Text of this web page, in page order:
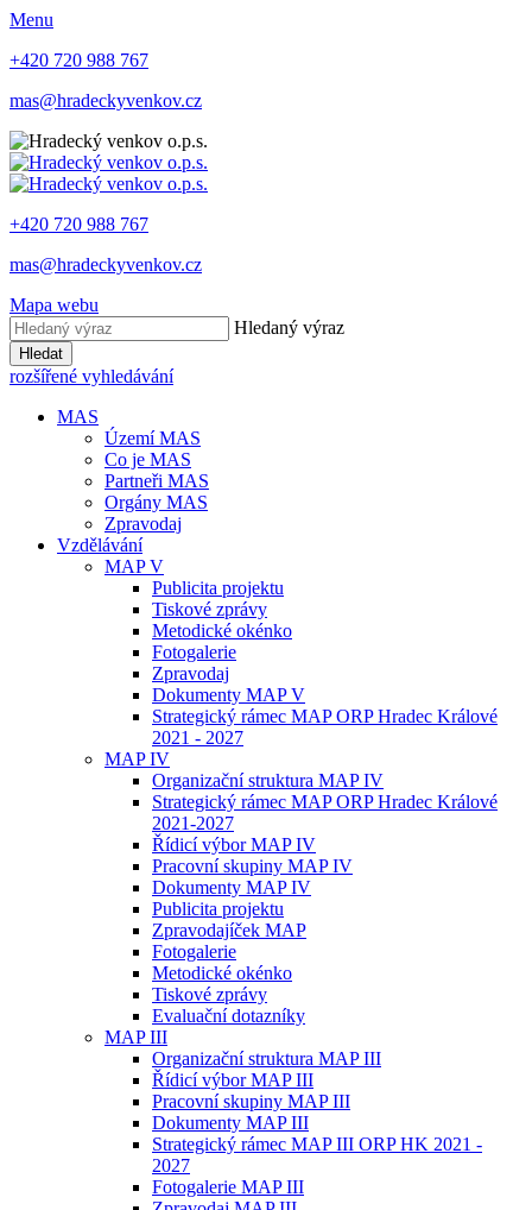
Menu
+420 720 988 767
mas@hradeckyvenkov.cz
+420 720 988 767
mas@hradeckyvenkov.cz
Mapa webu
Hledaný výraz
Hledat
rozšířené vyhledávání
MAS
Území MAS
Co je MAS
Partneři MAS
Orgány MAS
Zpravodaj
Vzdělávání
MAP V
Publicita projektu
Tiskové zprávy
Metodické okénko
Fotogalerie
Zpravodaj
Dokumenty MAP V
Strategický rámec MAP ORP Hradec Králové
2021 - 2027
MAP IV
Organizační struktura MAP IV
Strategický rámec MAP ORP Hradec Králové
2021-2027
Řídicí výbor MAP IV
Pracovní skupiny MAP IV
Dokumenty MAP IV
Publicita projektu
Zpravodajíček MAP
Fotogalerie
Metodické okénko
Tiskové zprávy
Evaluační dotazníky
MAP III
Organizační struktura MAP III
Řídicí výbor MAP III
Pracovní skupiny MAP III
Dokumenty MAP III
Strategický rámec MAP III ORP HK 2021 -
2027
Fotogalerie MAP III